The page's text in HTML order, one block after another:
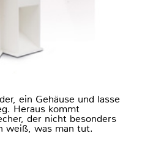
ein Gehäuse und lasse
Heraus kommt
der nicht besonders
weiß, was man tut.